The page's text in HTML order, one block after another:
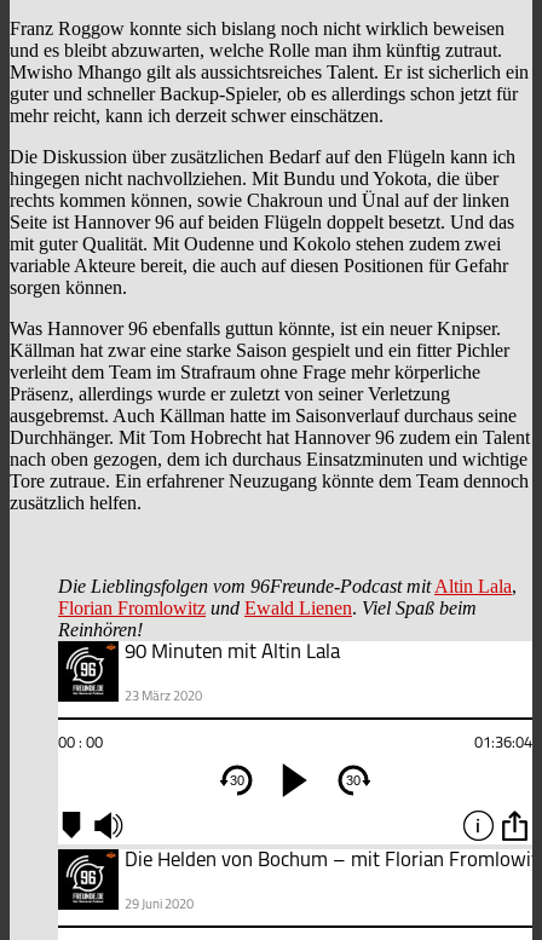
Franz Roggow konnte sich bislang noch nicht wirklich beweisen
und es bleibt abzuwarten, welche Rolle man ihm künftig zutraut.
Mwisho Mhango gilt als aussichtsreiches Talent. Er ist sicherlich ein
guter und schneller Backup-Spieler, ob es allerdings schon jetzt für
mehr reicht, kann ich derzeit schwer einschätzen.
Die Diskussion über zusätzlichen Bedarf auf den Flügeln kann ich
hingegen nicht nachvollziehen. Mit Bundu und Yokota, die über
rechts kommen können, sowie Chakroun und Ünal auf der linken
Seite ist Hannover 96 auf beiden Flügeln doppelt besetzt. Und das
mit guter Qualität. Mit Oudenne und Kokolo stehen zudem zwei
variable Akteure bereit, die auch auf diesen Positionen für Gefahr
sorgen können.
Was Hannover 96 ebenfalls guttun könnte, ist ein neuer Knipser.
Källman hat zwar eine starke Saison gespielt und ein fitter Pichler
verleiht dem Team im Strafraum ohne Frage mehr körperliche
Präsenz, allerdings wurde er zuletzt von seiner Verletzung
ausgebremst. Auch Källman hatte im Saisonverlauf durchaus seine
Durchhänger. Mit Tom Hobrecht hat Hannover 96 zudem ein Talent
nach oben gezogen, dem ich durchaus Einsatzminuten und wichtige
Tore zutraue. Ein erfahrener Neuzugang könnte dem Team dennoch
zusätzlich helfen.
Die Lieblingsfolgen vom 96Freunde-Podcast mit Altin Lala,
Florian Fromlowitz und Ewald Lienen. Viel Spaß beim
Reinhören!